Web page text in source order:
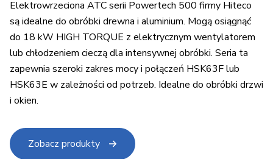
Elektrowrzeciona ATC serii Powertech 500 firmy Hiteco
są idealne do obróbki drewna i aluminium. Mogą osiągnąć
do 18 kW HIGH TORQUE z elektrycznym wentylatorem
lub chłodzeniem cieczą dla intensywnej obróbki. Seria ta
zapewnia szeroki zakres mocy i połączeń HSK63F lub
HSK63E w zależności od potrzeb. Idealne do obróbki drzwi
i okien.
Zobacz produkty